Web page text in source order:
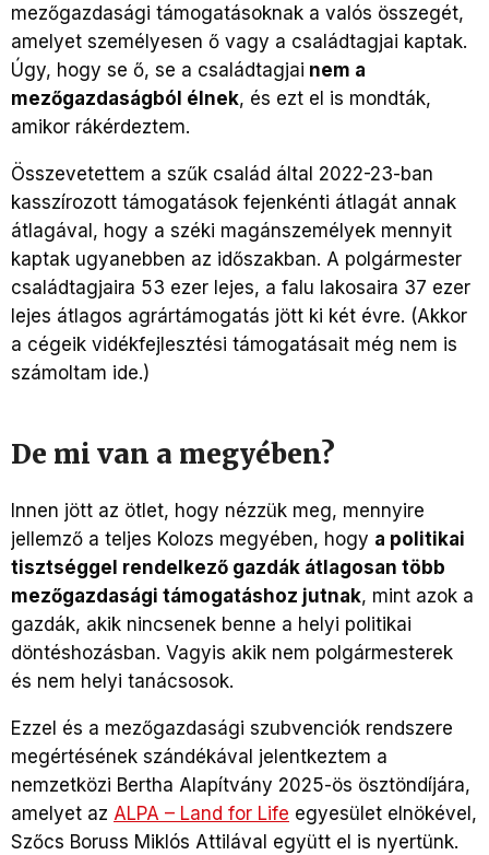
mezőgazdasági támogatásoknak a valós összegét,
amelyet személyesen ő vagy a családtagjai kaptak.
Úgy, hogy se ő, se a családtagjai nem a
mezőgazdaságból élnek, és ezt el is mondták,
amikor rákérdeztem.
Összevetettem a szűk család által 2022-23-ban
kasszírozott támogatások fejenkénti átlagát annak
átlagával, hogy a széki magánszemélyek mennyit
kaptak ugyanebben az időszakban. A polgármester
családtagjaira 53 ezer lejes, a falu lakosaira 37 ezer
lejes átlagos agrártámogatás jött ki két évre. (Akkor
a cégeik vidékfejlesztési támogatásait még nem is
számoltam ide.)
De mi van a megyében?
Innen jött az ötlet, hogy nézzük meg, mennyire
jellemző a teljes Kolozs megyében, hogy a politikai
tisztséggel rendelkező gazdák átlagosan több
mezőgazdasági támogatáshoz jutnak, mint azok a
gazdák, akik nincsenek benne a helyi politikai
döntéshozásban. Vagyis akik nem polgármesterek
és nem helyi tanácsosok.
Ezzel és a mezőgazdasági szubvenciók rendszere
megértésének szándékával jelentkeztem a
nemzetközi Bertha Alapítvány 2025-ös ösztöndíjára,
amelyet az ALPA – Land for Life egyesület elnökével,
Szőcs Boruss Miklós Attilával együtt el is nyertünk.